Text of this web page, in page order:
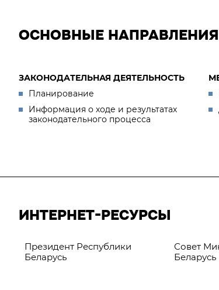
ОСНОВНЫЕ
ЗАКОНОДАТЕЛЬНАЯ ДЕЯТЕЛЬНОСТЬ
Планирование
Информация о ходе и результатах
законодательного процесса
ИНТЕРНЕТ-РЕСУРСЫ
Президент Республики
Беларусь
Совет
Беларусь